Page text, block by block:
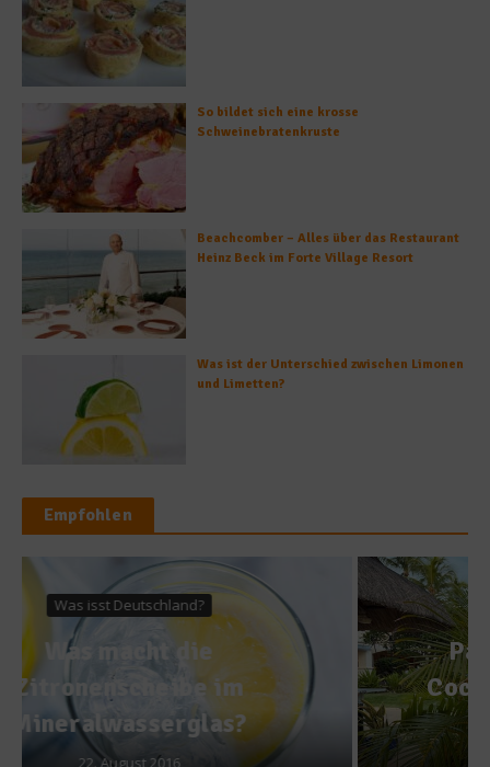
So bildet sich eine krosse
Schweinebratenkruste
Beachcomber – Alles über das Restaurant
Heinz Beck im Forte Village Resort
Was ist der Unterschied zwischen Limonen
und Limetten?
Empfohlen
Getränke Reise
Passion Paradise – ein
Cocktail, der Mauritius im
Glas einfängt